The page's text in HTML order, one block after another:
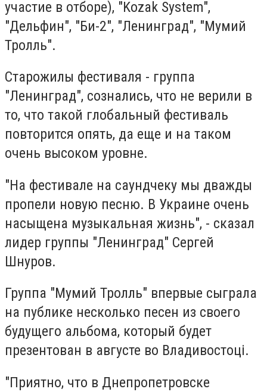
участие в отборе), "Kozak System",
"Дельфин", "Би-2", "Ленинград", "Мумий
Тролль".
Старожилы фестиваля - группа
"Ленинград", сознались, что не верили в
то, что такой глобальный фестиваль
повторится опять, да еще и на таком
очень высоком уровне.
"На фестивале на саундчеку мы дважды
пропели новую песню. В Украине очень
насыщена музыкальная жизнь", - сказал
лидер группы "Ленинград" Сергей
Шнуров.
Группа "Мумий Тролль" впервые сыграла
на публике несколько песен из своего
будущего альбома, который будет
презентован в августе во Владивостоці.
"Приятно, что в Днепропетровске